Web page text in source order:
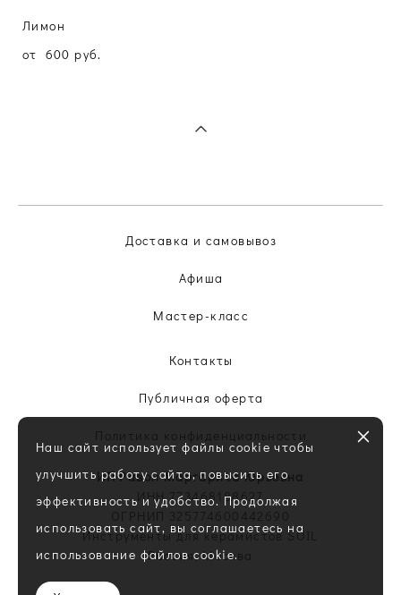
Лимон
от 600 pуб.
Доставка и самовывоз
Афиша
Мастер-класс
Контакты
Публичная оферта
Политика конфиденциальности
ИП Равон Маргарита Юрьевна
ИНН 773468188627
Инструменты для керамистов SOIL
Россия, Москва
Наш сайт использует файлы cookie чтобы
улучшить работу сайта, повысить его
эффективность и удобство. Продолжая
использовать сайт, вы соглашаетесь на
использование файлов cookie.